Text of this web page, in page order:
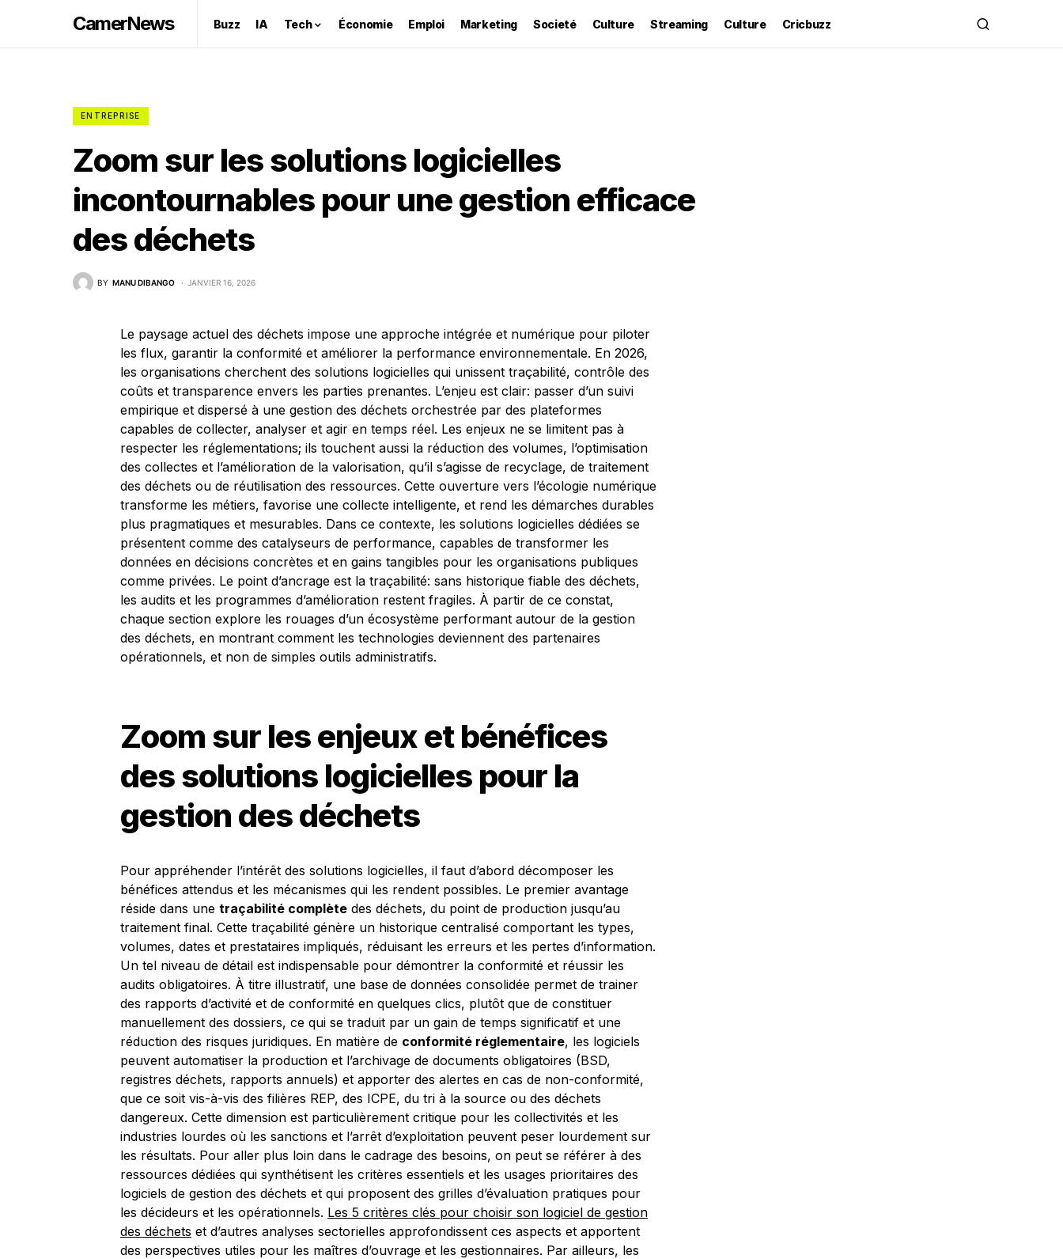
CamerNews Buzz IA Tech Économie Emploi Marketing Societé Culture Streaming Culture Cricbuzz
ENTREPRISE
Zoom sur les solutions logicielles
incontournables pour une gestion efficace
des déchets
BY MANU DIBANGO JANVIER 16, 2026
Le paysage actuel des déchets impose une approche intégrée et numérique pour piloter
les flux, garantir la conformité et améliorer la performance environnementale. En 2026,
les organisations cherchent des solutions logicielles qui unissent traçabilité, contrôle des
coûts et transparence envers les parties prenantes. L’enjeu est clair: passer d’un suivi
empirique et dispersé à une gestion des déchets orchestrée par des plateformes
capables de collecter, analyser et agir en temps réel. Les enjeux ne se limitent pas à
respecter les réglementations; ils touchent aussi la réduction des volumes, l’optimisation
des collectes et l’amélioration de la valorisation, qu’il s’agisse de recyclage, de traitement
des déchets ou de réutilisation des ressources. Cette ouverture vers l’écologie numérique
transforme les métiers, favorise une collecte intelligente, et rend les démarches durables
plus pragmatiques et mesurables. Dans ce contexte, les solutions logicielles dédiées se
présentent comme des catalyseurs de performance, capables de transformer les
données en décisions concrètes et en gains tangibles pour les organisations publiques
comme privées. Le point d’ancrage est la traçabilité: sans historique fiable des déchets,
les audits et les programmes d’amélioration restent fragiles. À partir de ce constat,
chaque section explore les rouages d’un écosystème performant autour de la gestion
des déchets, en montrant comment les technologies deviennent des partenaires
opérationnels, et non de simples outils administratifs.
Zoom sur les enjeux et bénéfices
des solutions logicielles pour la
gestion des déchets
Pour appréhender l’intérêt des solutions logicielles, il faut d’abord décomposer les
bénéfices attendus et les mécanismes qui les rendent possibles. Le premier avantage
réside dans une traçabilité complète des déchets, du point de production jusqu’au
traitement final. Cette traçabilité génère un historique centralisé comportant les types,
volumes, dates et prestataires impliqués, réduisant les erreurs et les pertes d’information.
Un tel niveau de détail est indispensable pour démontrer la conformité et réussir les
audits obligatoires. À titre illustratif, une base de données consolidée permet de trainer
des rapports d’activité et de conformité en quelques clics, plutôt que de constituer
manuellement des dossiers, ce qui se traduit par un gain de temps significatif et une
réduction des risques juridiques. En matière de conformité réglementaire, les logiciels
peuvent automatiser la production et l’archivage de documents obligatoires (BSD,
registres déchets, rapports annuels) et apporter des alertes en cas de non-conformité,
que ce soit vis-à-vis des filières REP, des ICPE, du tri à la source ou des déchets
dangereux. Cette dimension est particulièrement critique pour les collectivités et les
industries lourdes où les sanctions et l’arrêt d’exploitation peuvent peser lourdement sur
les résultats. Pour aller plus loin dans le cadrage des besoins, on peut se référer à des
ressources dédiées qui synthétisent les critères essentiels et les usages prioritaires des
logiciels de gestion des déchets et qui proposent des grilles d’évaluation pratiques pour
les décideurs et les opérationnels. Les 5 critères clés pour choisir son logiciel de gestion
des déchets et d’autres analyses sectorielles approfondissent ces aspects et apportent
des perspectives utiles pour les maîtres d’ouvrage et les gestionnaires. Par ailleurs, les